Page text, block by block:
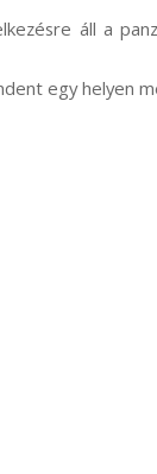
áll a
egy helyen